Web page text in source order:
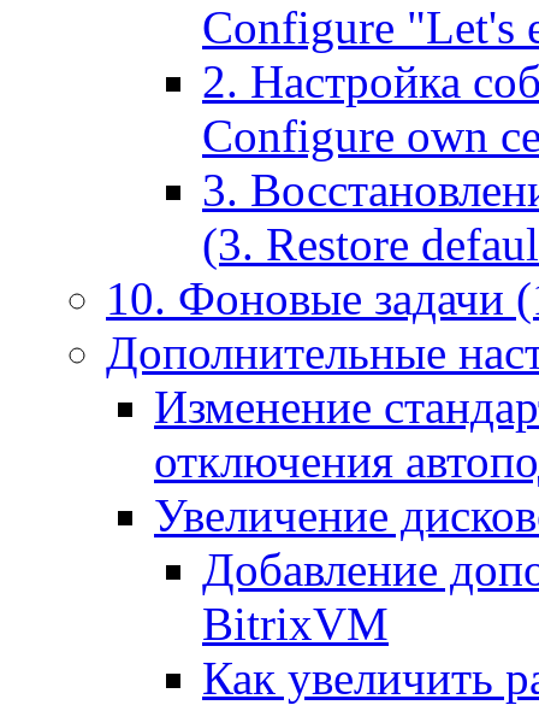
Configure "Let's
2. Настройка
Configure own
3.
(3. Restore
10. Фоновые задачи
Дополнительные
Изменение
отключения
Увеличение
Добавление
BitrixVM
Как увеличить